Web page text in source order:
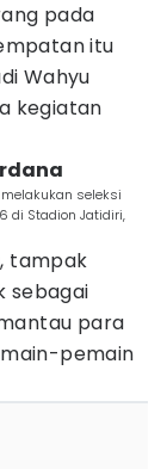
pada
itu
Wahyu
kegiatan
seleksi
di Stadion Jatidiri,
tampak
sebagai
para
pemain